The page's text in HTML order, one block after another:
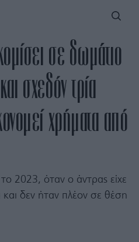
σε δωμάτιο
σχεδόν τρία
χρήματα από
2023, όταν ο άντρας είχε
δεν ήταν πλέον σε θέση